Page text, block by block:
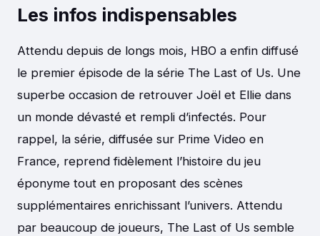
Les infos indispensables
Attendu depuis de longs mois, HBO a enfin diffusé
le premier épisode de la série The Last of Us. Une
superbe occasion de retrouver Joël et Ellie dans
un monde dévasté et rempli d’infectés. Pour
rappel, la série, diffusée sur Prime Video en
France, reprend fidèlement l’histoire du jeu
éponyme tout en proposant des scènes
supplémentaires enrichissant l’univers. Attendu
par beaucoup de joueurs, The Last of Us semble